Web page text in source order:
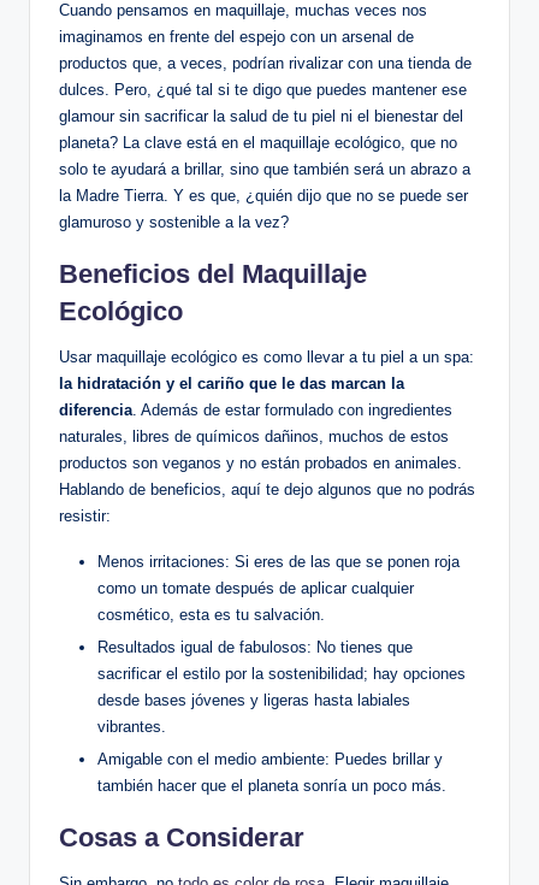
Cuando pensamos en maquillaje, muchas veces nos
imaginamos en frente del espejo con un arsenal de
productos que, a veces, podrían rivalizar con una tienda de
dulces. Pero, ¿qué tal si te digo que puedes mantener ese
glamour sin sacrificar la salud de tu piel ni el bienestar del
planeta? La clave está en el maquillaje ecológico, que no
solo te ayudará a brillar, sino que también será un abrazo a
la Madre Tierra. Y es que, ¿quién dijo que no se puede ser
glamuroso y sostenible a la vez?
Beneficios del Maquillaje
Ecológico
Usar maquillaje ecológico es como llevar a tu piel a un spa:
la hidratación y el cariño que le das marcan la
diferencia. Además de estar formulado con ingredientes
naturales, libres de químicos dañinos, muchos de estos
productos son veganos y no están probados en animales.
Hablando de beneficios, aquí te dejo algunos que no podrás
resistir:
Menos irritaciones: Si eres de las que se ponen roja
como un tomate después de aplicar cualquier
cosmético, esta es tu salvación.
Resultados igual de fabulosos: No tienes que
sacrificar el estilo por la sostenibilidad; hay opciones
desde bases jóvenes y ligeras hasta labiales
vibrantes.
Amigable con el medio ambiente: Puedes brillar y
también hacer que el planeta sonría un poco más.
Cosas a Considerar